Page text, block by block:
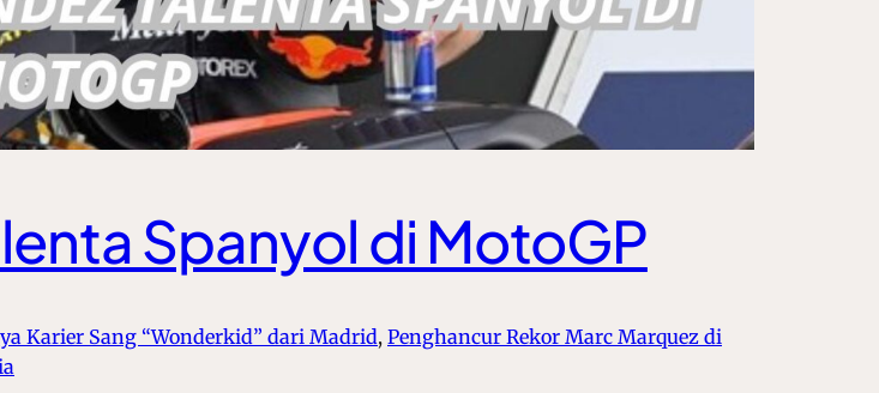
Spanyol di MotoGP
Karier Sang “Wonderkid” dari Madrid, Penghancur Rekor Marc Marquez di